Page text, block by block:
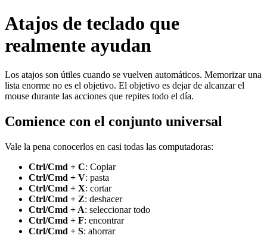
Atajos de teclado que
realmente ayudan
Los atajos son útiles cuando se vuelven automáticos. Memorizar una
lista enorme no es el objetivo. El objetivo es dejar de alcanzar el
mouse durante las acciones que repites todo el día.
Comience con el conjunto universal
Vale la pena conocerlos en casi todas las computadoras:
Ctrl/Cmd + C: Copiar
Ctrl/Cmd + V: pasta
Ctrl/Cmd + X: cortar
Ctrl/Cmd + Z: deshacer
Ctrl/Cmd + A: seleccionar todo
Ctrl/Cmd + F: encontrar
Ctrl/Cmd + S: ahorrar